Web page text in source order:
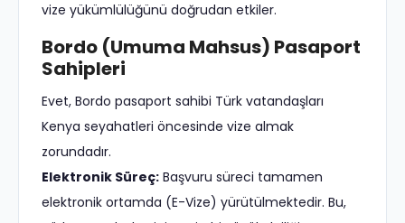
vize yükümlülüğünü doğrudan etkiler.
Bordo (Umuma Mahsus) Pasaport
Sahipleri
Evet, Bordo pasaport sahibi Türk vatandaşları
Kenya seyahatleri öncesinde vize almak
zorundadır.
Elektronik Süreç: Başvuru süreci tamamen
elektronik ortamda (E-Vize) yürütülmektedir. Bu,